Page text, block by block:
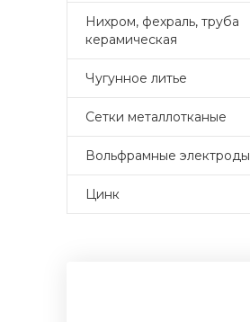
Нихром, фехраль, труба
керамическая
Чугунное литье
Сетки металлотканые
Вольфрамные электроды
Цинк